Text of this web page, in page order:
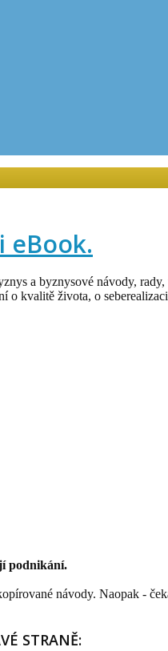
eBook.
a byznysové návody,
kvalitě života, o
podnikání.
návody. Naopak -
STRANĚ: